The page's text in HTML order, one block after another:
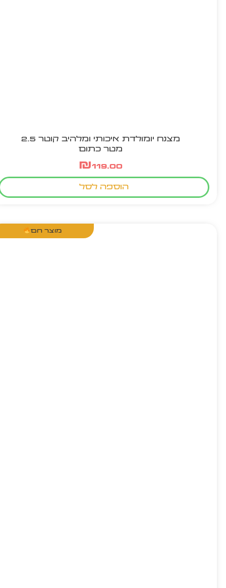
מצנח יומולדת איכותי ומלהיב קוטר 2.5
מטר כתום
₪119.00
הוספה לסל
מוצר חם